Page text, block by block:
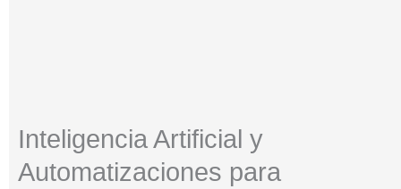
Inteligencia Artificial y
Automatizaciones para